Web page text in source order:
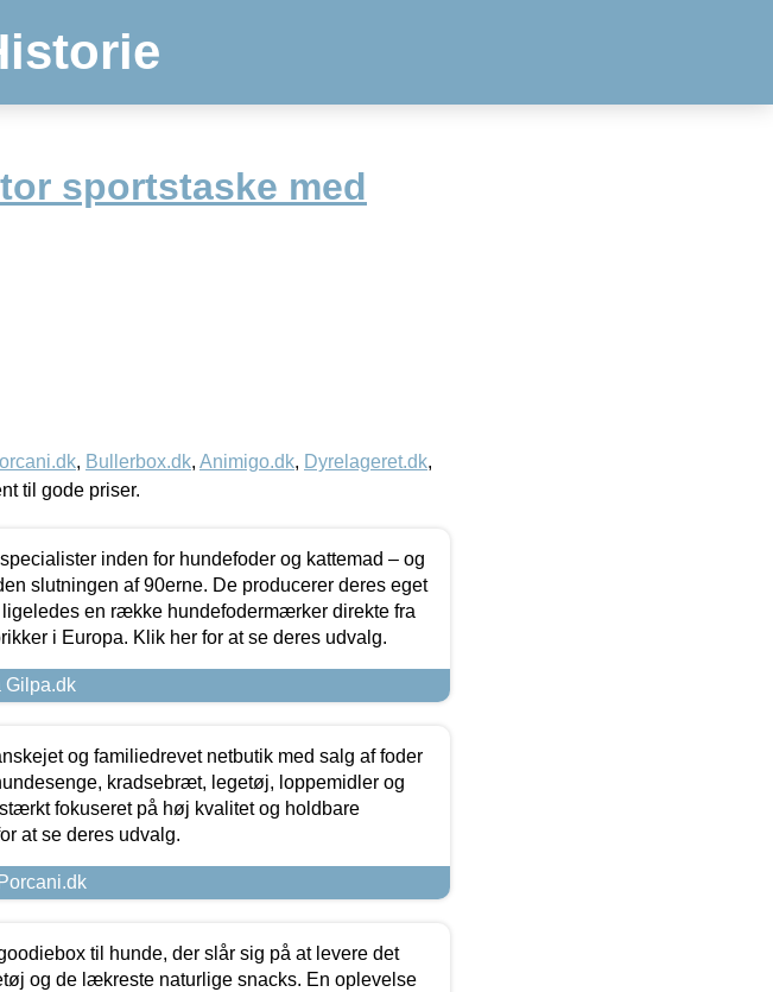
sportstaske med
, Bullerbox.dk, Animigo.dk, Dyrelageret.dk,
til gode priser.
inden for hundefoder og kattemad – og
slutningen af 90erne. De producerer deres eget
en række hundefodermærker direkte fra
i Europa. Klik her for at se deres udvalg.
Gilpa.dk
og familiedrevet netbutik med salg af foder
kradsebræt, legetøj, loppemidler og
fokuseret på høj kvalitet og holdbare
at se deres udvalg.
til hunde, der slår sig på at levere det
og de lækreste naturlige snacks. En oplevelse